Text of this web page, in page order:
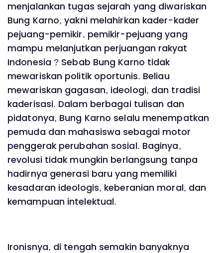
menjalankan tugas sejarah yang diwariskan
Bung Karno, yakni melahirkan kader-kader
pejuang-pemikir, pemikir-pejuang yang
mampu melanjutkan perjuangan rakyat
Indonesia ? Sebab Bung Karno tidak
mewariskan politik oportunis. Beliau
mewariskan gagasan, ideologi, dan tradisi
kaderisasi. Dalam berbagai tulisan dan
pidatonya, Bung Karno selalu menempatkan
pemuda dan mahasiswa sebagai motor
penggerak perubahan sosial. Baginya,
revolusi tidak mungkin berlangsung tanpa
hadirnya generasi baru yang memiliki
kesadaran ideologis, keberanian moral, dan
kemampuan intelektual.
Ironisnya, di tengah semakin banyaknya